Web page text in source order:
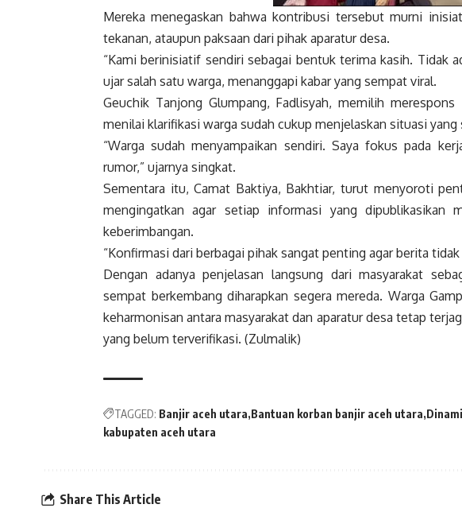
Mereka menegaskan bahwa kontribusi tersebut murni
tekanan, ataupun paksaan dari pihak aparatur desa.
“Kami berinisiatif sendiri sebagai bentuk terima kasih. Tidak
ujar salah satu warga, menanggapi kabar yang sempat viral.
Geuchik Tanjong Glumpang, Fadlisyah, memilih
menilai klarifikasi warga sudah cukup menjelaskan situasi yang
“Warga sudah menyampaikan sendiri. Saya fokus pada
rumor,” ujarnya singkat.
Sementara itu, Camat Baktiya, Bakhtiar, turut menyoroti
mengingatkan agar setiap informasi yang dipublikasikan
keberimbangan.
“Konfirmasi dari berbagai pihak sangat penting agar berita
Dengan adanya penjelasan langsung dari masyarakat
sempat berkembang diharapkan segera mereda. Warga
keharmonisan antara masyarakat dan aparatur desa tetap
yang belum terverifikasi. (Zulmalik)
TAGGED: Banjir aceh utara Bantuan korban banjir aceh utara
kabupaten aceh utara
Share This Article